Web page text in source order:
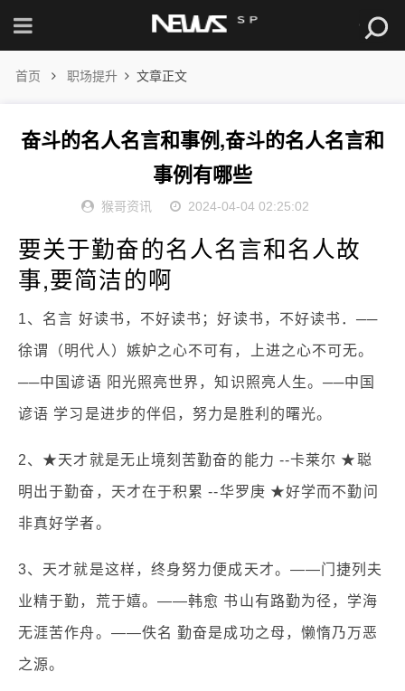
首页 职场提升 文章正文
奋斗的名人名言和事例,奋斗的名人名言和
事例有哪些
猴哥资讯 2024-04-04 02:25:02
要关于勤奋的名人名言和名人故
事,要简洁的啊
1、名言 好读书，不好读书；好读书，不好读书．──
徐谓（明代人）嫉妒之心不可有，上进之心不可无。
──中国谚语 阳光照亮世界，知识照亮人生。──中国
谚语 学习是进步的伴侣，努力是胜利的曙光。
2、★天才就是无止境刻苦勤奋的能力 --卡莱尔 ★聪
明出于勤奋，天才在于积累 --华罗庚 ★好学而不勤问
非真好学者。
3、天才就是这样，终身努力便成天才。——门捷列夫
业精于勤，荒于嬉。——韩愈 书山有路勤为径，学海
无涯苦作舟。——佚名 勤奋是成功之母，懒惰乃万恶
之源。